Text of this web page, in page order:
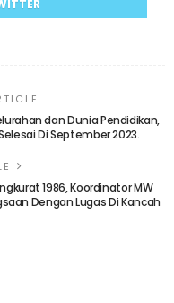
dan Dunia Pendidikan,
Di September 2023.
1986, Koordinator MW
Dengan Lugas Di Kancah